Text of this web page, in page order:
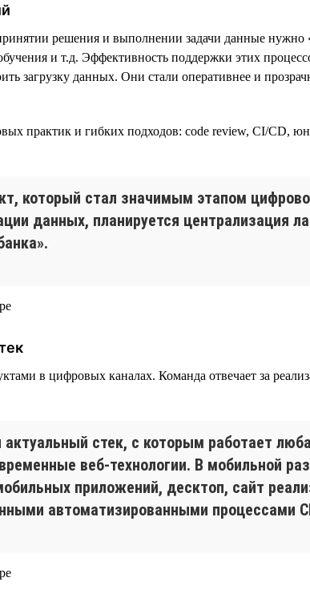
решения и выполнении задачи данные нужно
и т.д. Эффективность поддержки этих
загрузку данных. Они стали оперативнее и
практик и гибких подходов: code review, CI/CD,
который стал значимым этапом
данных, планируется
в цифровых каналах. Команда отвечает за
актуальный стек, с которым работает
веб-технологии. В мобильной
приложений, десктоп, сайт
автоматизированными процессами